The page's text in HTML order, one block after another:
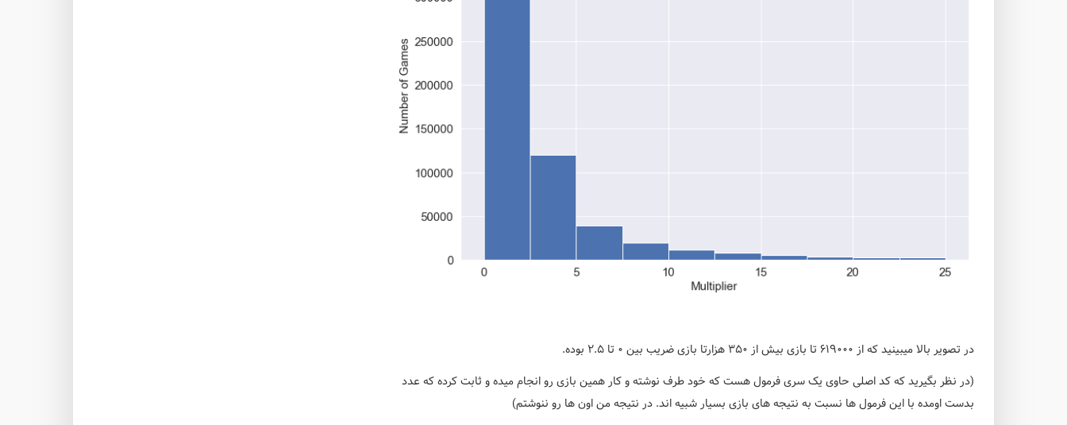
در تصویر بالا میبینید که از 619000 تا بازی بیش از 350 هزارتا بازی ضریب بین 0 تا 2.5 بوده.
(در نظر بگیرید که کد اصلی حاوی یک سری فرمول هست که خود طرف نوشته و کار همین بازی رو انجام میده و ثابت کرده که عدد
بدست اومده با این فرمول ها نسبت به نتیجه های بازی بسیار شبیه اند. در نتیجه من اون ها رو ننوشتم)